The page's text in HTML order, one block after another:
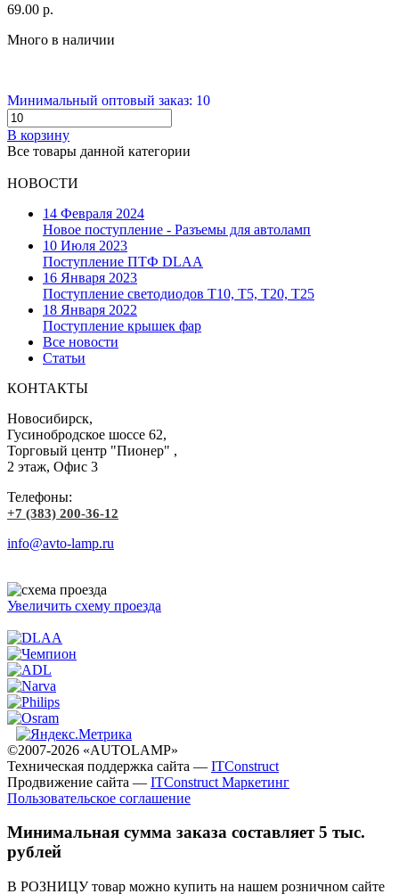
69.00 р.
Много в наличии
Минимальный оптовый заказ: 10
В корзину
Все товары данной категории
НОВОСТИ
14 Февраля 2024
Новое поступление - Разъемы для автоламп
10 Июля 2023
Поступление ПТФ DLAA
16 Января 2023
Поступление светодиодов T10, T5, T20, T25
18 Января 2022
Поступление крышек фар
Все новости
Статьи
КОНТАКТЫ
Новосибирск,
Гусинобродское шоссе 62,
Торговый центр "Пионер" ,
2 этаж, Офис 3
Телефоны:
+7 (383) 200-36-12
info@avto-lamp.ru
Увеличить схему проезда
©2007-2026 «AUTOLAMP»
Техническая поддержка сайта — ITConstruct
Продвижение сайта — ITConstruct Маркетинг
Пользовательское соглашение
Минимальная сумма заказа составляет 5 тыс.
рублей
В РОЗНИЦУ товар можно купить на нашем розничном сайте